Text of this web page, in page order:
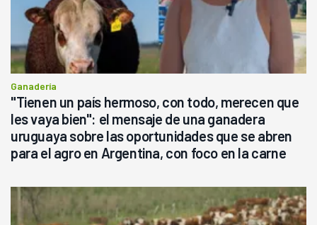
Ganadería
"Tienen un país hermoso, con todo, merecen que
les vaya bien": el mensaje de una ganadera
uruguaya sobre las oportunidades que se abren
para el agro en Argentina, con foco en la carne